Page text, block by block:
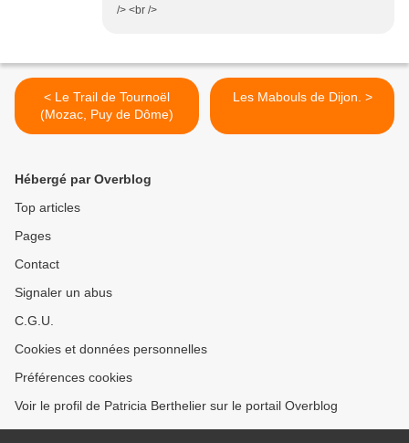
/> <br />
< Le Trail de Tournoël
(Mozac, Puy de Dôme)
Les Mabouls de Dijon. >
Hébergé par Overblog
Top articles
Pages
Contact
Signaler un abus
C.G.U.
Cookies et données personnelles
Préférences cookies
Voir le profil de Patricia Berthelier sur le portail Overblog